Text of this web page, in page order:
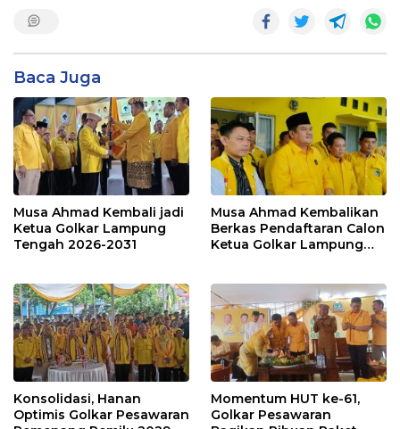
Baca Juga
Musa Ahmad Kembali jadi
Ketua Golkar Lampung
Tengah 2026-2031
Musa Ahmad Kembalikan
Berkas Pendaftaran Calon
Ketua Golkar Lampung
Konsolidasi, Hanan
Optimis Golkar Pesawaran
Momentum HUT ke-61,
Golkar Pesawaran